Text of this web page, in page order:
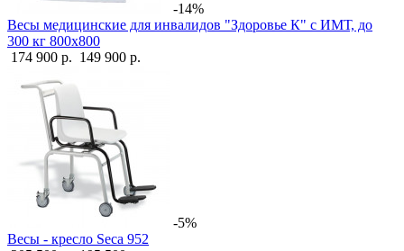
-14%
Весы медицинские для инвалидов "Здоровье К" с ИМТ, до
300 кг 800х800
174 900 р. 149 900 р.
-5%
Весы - кресло Seca 952